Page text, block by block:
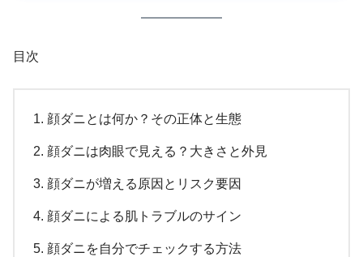
目次
顔ダニとは何か？その正体と生態
顔ダニは肉眼で見える？大きさと外見
顔ダニが増える原因とリスク要因
顔ダニによる肌トラブルのサイン
顔ダニを自分でチェックする方法